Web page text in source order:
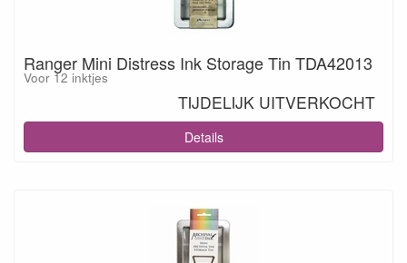
Ranger Mini Distress Ink Storage Tin TDA42013
Voor 12 inktjes
TIJDELIJK UITVERKOCHT
Details